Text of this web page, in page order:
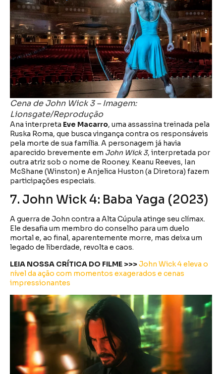
Cena de John Wick 3 – Imagem:
Lionsgate/Reprodução
Ana interpreta Eve Macarro, uma assassina treinada pela
Ruska Roma, que busca vingança contra os responsáveis
pela morte de sua família. A personagem já havia
aparecido brevemente em John Wick 3, interpretada por
outra atriz sob o nome de Rooney. Keanu Reeves, Ian
McShane (Winston) e Anjelica Huston (a Diretora) fazem
participações especiais.
7. John Wick 4: Baba Yaga (2023)
A guerra de John contra a Alta Cúpula atinge seu clímax.
Ele desafia um membro do conselho para um duelo
mortal e, ao final, aparentemente morre, mas deixa um
legado de liberdade, revolta e caos.
LEIA NOSSA CRÍTICA DO FILME >>>John Wick 4 eleva o
nível da ação com momentos exagerados e cenas
impressionantes